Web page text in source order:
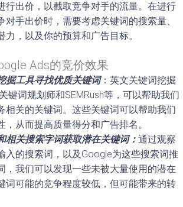
行出价，以截取竞争对手的流量。在进行
对手出价时，需要考虑关键词的搜索量、
力，以及你的预算和广告目标。
Ads的竞价效果
掘工具寻找优质关键词：英文关键词挖掘
键词规划师和SEMRush等，可以帮助我们
相关的关键词。这些关键词可以帮助我们
，从而提高质量得分和广告排名。
相关搜索字词获取潜在关键词： 通过观察
入的搜索词，以及Google为这些搜索词推
，我们可以发现一些未被大量使用的潜在
词可能的竞争程度较低，但可能带来的转